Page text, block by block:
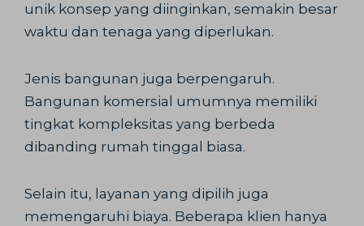
unik konsep yang diinginkan, semakin besar
waktu dan tenaga yang diperlukan.
Jenis bangunan juga berpengaruh.
Bangunan komersial umumnya memiliki
tingkat kompleksitas yang berbeda
dibanding rumah tinggal biasa.
Selain itu, layanan yang dipilih juga
memengaruhi biaya. Beberapa klien hanya